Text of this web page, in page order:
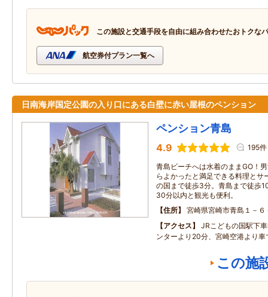
この施設と交通手段を自由に組み合わせたおトクな
航空券付プラン一覧へ
日南海岸国定公園の入り口にある白壁に赤い屋根のペンション
ペンション青島
4.9 195件
青島ビーチへは水着のままGO！
らよかったと満足できる料理とサ
の国まで徒歩3分。青島まで徒歩
30分以内と観光も便利。
住所
宮崎県宮崎市青島１－６
アクセス
JRこどもの国駅下
ンターより20分、宮崎空港より車
この施